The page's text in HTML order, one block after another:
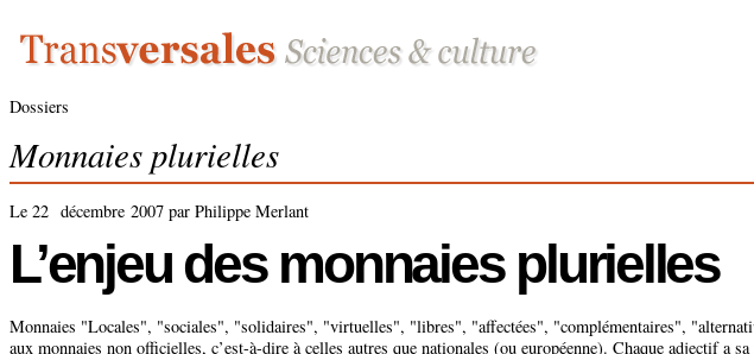
Dossiers
Monnaies plurielles
Le 22 décembre 2007 par Philippe Merlant
L’enjeu des monnaies plurielles
Monnaies "Locales", "sociales", "solidaires", "virtuelles", "libres", "affectées", "complémentaires",
aux monnaies non officielles, c’est-à-dire à celles autres que nationales (ou européenne). Chaque adjectif